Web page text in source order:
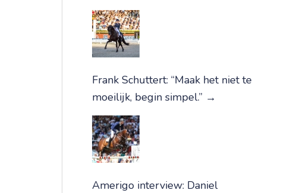
Frank Schuttert: “Maak het niet te
moeilijk, begin simpel.” →
Amerigo interview: Daniel